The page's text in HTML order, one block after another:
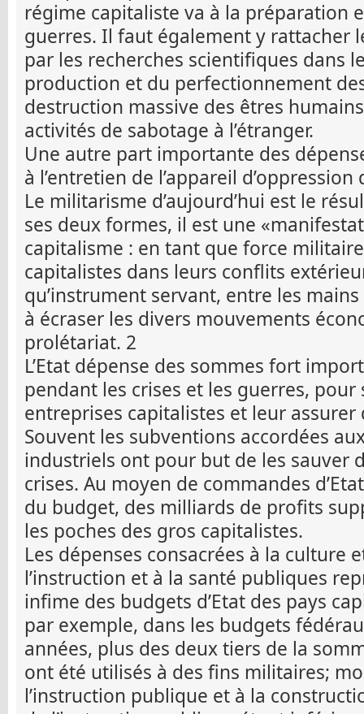
régime capitaliste va à la préparation
guerres. Il faut également y rattacher
par les recherches scientifiques dans
production et du perfectionnement
destruction massive des êtres
activités de sabotage à l’étranger.
Une autre part importante des
à l’entretien de l’appareil
Le militarisme d’aujourd’hui est le
ses deux formes, il est une
capitalisme : en tant que force
capitalistes dans leurs conflits
qu’instrument servant, entre les
à écraser les divers mouvements
prolétariat. 2
L’Etat dépense des sommes fort
pendant les crises et les guerres,
entreprises capitalistes et leur assurer
Souvent les subventions accordées
industriels ont pour but de les sauver
crises. Au moyen de commandes
du budget, des milliards de profits
les poches des gros capitalistes.
Les dépenses consacrées à la culture
l’instruction et à la santé publiques
infime des budgets d’Etat des pays
par exemple, dans les budgets
années, plus des deux tiers de la
ont été utilisés à des fins militaires;
l’instruction publique et à la